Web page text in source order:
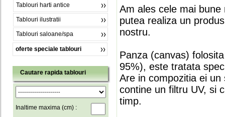
Tablouri harti antice
Tablouri ilustratii
Tablouri saloane/spa
oferte speciale tablouri
Cautare rapida tablouri
Inaltime maxima (cm) :
Am ales cele mai
putea realiza un
nostru.
Panza (canvas)
95%), este tratata
Are in compozitia ei
contine un filtru UV, si
timp.